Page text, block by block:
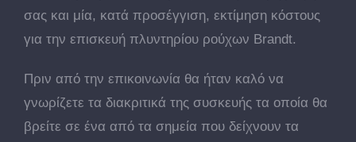
σας και μία, κατά προσέγγιση, εκτίμηση κόστους
για την επισκευή πλυντηρίου ρούχων Brandt.
Πριν από την επικοινωνία θα ήταν καλό να
γνωρίζετε τα διακριτικά της συσκευής τα οποία θα
βρείτε σε ένα από τα σημεία που δείχνουν τα